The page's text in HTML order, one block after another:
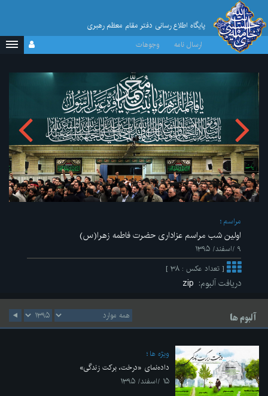
پایگاه اطلاع رسانی دفتر مقام معظم رهبری
ارسال نامه
وجوهات
مراسم
اولین شب مراسم عزاداری حضرت فاطمه زهرا(س)
۹ /اسفند/ ۱۳۹۵
[ تعداد عکس : ۳۸ ]
دریافت آلبوم:
آلبوم ها
ویژه ها
داده‌نمای «درخت، برکت زندگی»
۱۵ /اسفند/ ۱۳۹۵